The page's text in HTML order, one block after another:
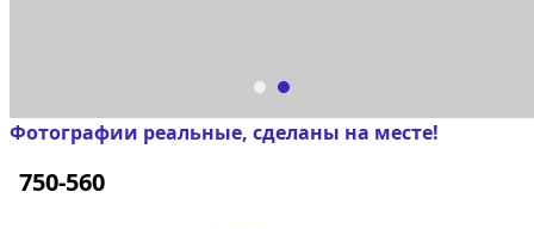
Фотографии реальные, сделаны на месте!
750-560